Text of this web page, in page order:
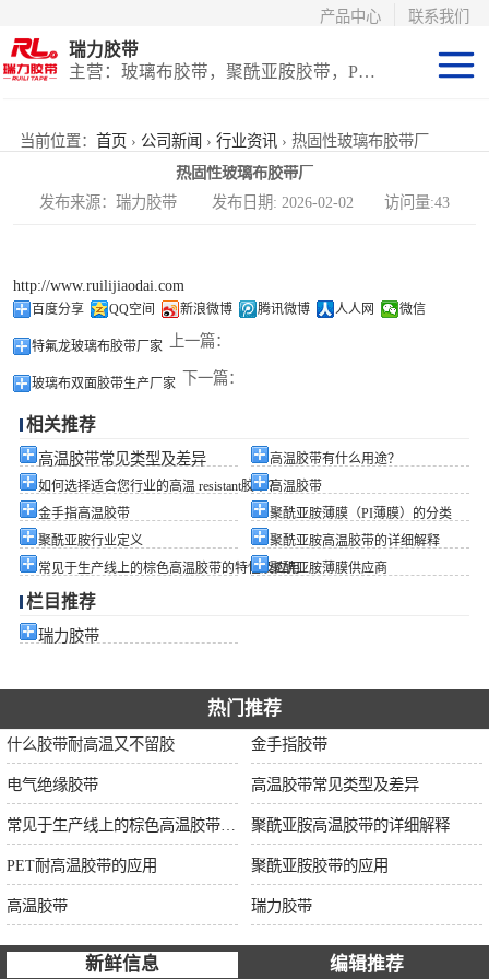
联系我们
产品中心
瑞力胶带
主营：玻璃布胶带，聚酰亚胺胶带，PET高温胶带，耐高温保护膜
当前位置： 首页 › 公司新闻 › 行业资讯 › 热固性玻璃布胶带厂
热固性玻璃布胶带厂
发布来源：瑞力胶带 发布日期: 2026-02-02 访问量:43
http://www.ruilijiaodai.com
百度分享 QQ空间 新浪微博 腾讯微博 人人网 微信
上一篇：
特氟龙玻璃布胶带厂家
下一篇：
玻璃布双面胶带生产厂家
相关推荐
高温胶带常见类型及差异
高温胶带有什么用途？
如何选择适合您行业的高温 resistant胶带？高温胶带
金手指高温胶带
聚酰亚胺薄膜（PI薄膜）的分类
聚酰亚胺行业定义
聚酰亚胺高温胶带的详细解释
常见于生产线上的棕色高温胶带的特性及应用聚酰亚胺薄膜供应商
栏目推荐
瑞力胶带
热门推荐
什么胶带耐高温又不留胶 金手指胶带
电气绝缘胶带 高温胶带常见类型及差异
聚酰亚胺高温胶带的详细解释
PET耐高温胶带的应用 聚酰亚胺胶带的应用
高温胶带 瑞力胶带
新鲜信息 编辑推荐
聚酰亚胺系列
玻璃布胶带（特
（保护膜）
等离子热喷涂胶
带
防火陶瓷化硅胶
带